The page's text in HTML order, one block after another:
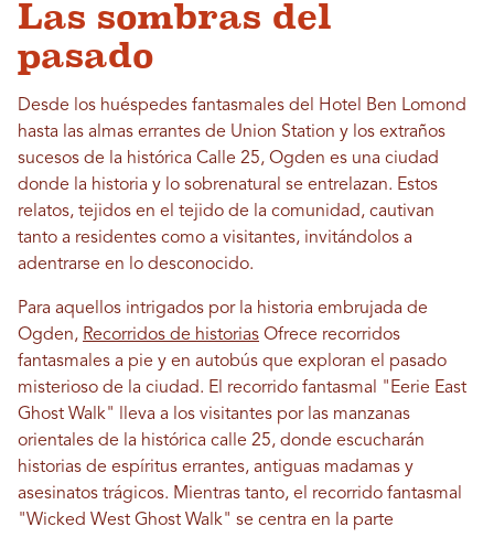
Las sombras del
pasado
Desde los huéspedes fantasmales del Hotel Ben Lomond
hasta las almas errantes de Union Station y los extraños
sucesos de la histórica Calle 25, Ogden es una ciudad
donde la historia y lo sobrenatural se entrelazan. Estos
relatos, tejidos en el tejido de la comunidad, cautivan
tanto a residentes como a visitantes, invitándolos a
adentrarse en lo desconocido.
Para aquellos intrigados por la historia embrujada de
Ogden, Recorridos de historias Ofrece recorridos
fantasmales a pie y en autobús que exploran el pasado
misterioso de la ciudad. El recorrido fantasmal "Eerie East
Ghost Walk" lleva a los visitantes por las manzanas
orientales de la histórica calle 25, donde escucharán
historias de espíritus errantes, antiguas madamas y
asesinatos trágicos. Mientras tanto, el recorrido fantasmal
"Wicked West Ghost Walk" se centra en la parte